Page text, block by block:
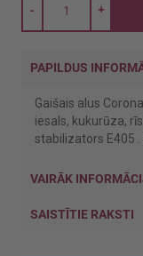
+
-
PAPILDUS
Gaišais alus
iesals, kukurūza,
stabilizators E405
VAIRĀK
SAISTĪTIE RAKSTI